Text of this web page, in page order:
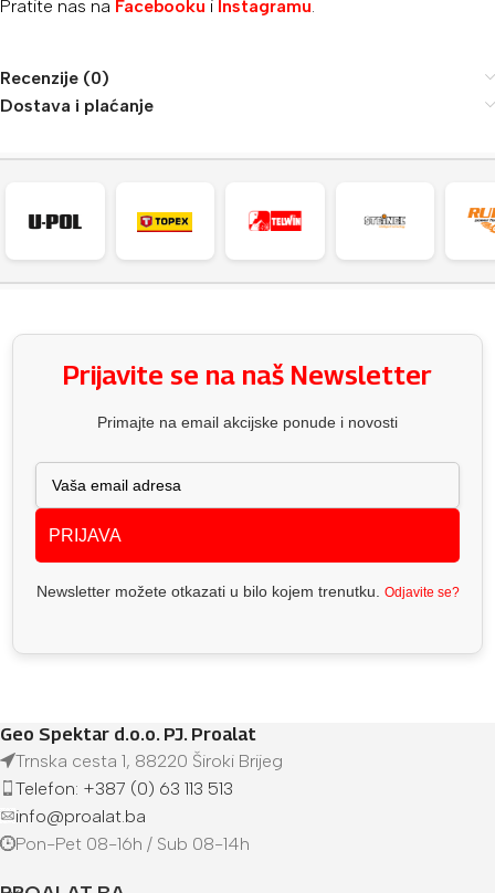
Pratite nas na Facebooku i Instagramu
Recenzije (0)
Dostava i plaćanje
Prijavite se na naš Newsletter
Primajte na email akcijske ponude i novosti
PRIJAVA
Newsletter možete otkazati u bilo kojem trenutku. Odjavite se?
Geo Spektar d.o.o. PJ. Proalat
Trnska cesta 1, 88220 Široki Brijeg
Telefon: +387 (0) 63 113 513
info@proalat.ba
Pon-Pet 08-16h / Sub 08-14h